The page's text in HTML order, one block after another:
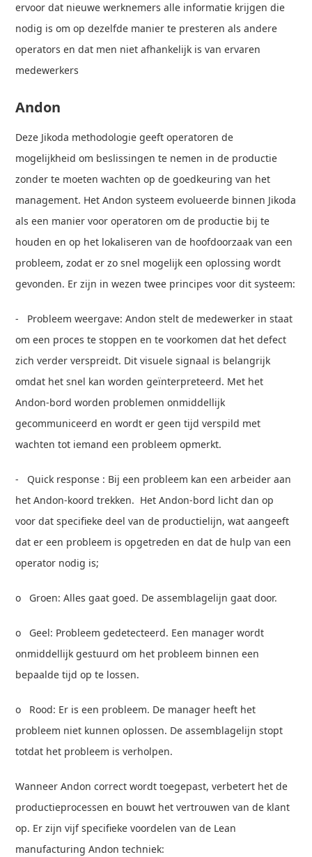
ervoor dat nieuwe werknemers alle informatie krijgen die
nodig is om op dezelfde manier te presteren als andere
operators en dat men niet afhankelijk is van ervaren
medewerkers
Andon
Deze Jikoda methodologie geeft operatoren de
mogelijkheid om beslissingen te nemen in de productie
zonder te moeten wachten op de goedkeuring van het
management. Het Andon systeem evolueerde binnen Jikoda
als een manier voor operatoren om de productie bij te
houden en op het lokaliseren van de hoofdoorzaak van een
probleem, zodat er zo snel mogelijk een oplossing wordt
gevonden. Er zijn in wezen twee principes voor dit systeem:
- Probleem weergave: Andon stelt de medewerker in staat
om een proces te stoppen en te voorkomen dat het defect
zich verder verspreidt. Dit visuele signaal is belangrijk
omdat het snel kan worden geïnterpreteerd. Met het
Andon-bord worden problemen onmiddellijk
gecommuniceerd en wordt er geen tijd verspild met
wachten tot iemand een probleem opmerkt.
- Quick response : Bij een probleem kan een arbeider aan
het Andon-koord trekken. Het Andon-bord licht dan op
voor dat specifieke deel van de productielijn, wat aangeeft
dat er een probleem is opgetreden en dat de hulp van een
operator nodig is;
o Groen: Alles gaat goed. De assemblagelijn gaat door.
o Geel: Probleem gedetecteerd. Een manager wordt
onmiddellijk gestuurd om het probleem binnen een
bepaalde tijd op te lossen.
o Rood: Er is een probleem. De manager heeft het
probleem niet kunnen oplossen. De assemblagelijn stopt
totdat het probleem is verholpen.
Wanneer Andon correct wordt toegepast, verbetert het de
productieprocessen en bouwt het vertrouwen van de klant
op. Er zijn vijf specifieke voordelen van de Lean
manufacturing Andon techniek: